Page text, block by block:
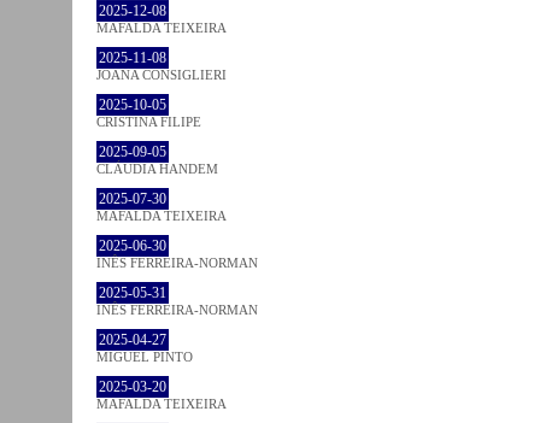
2025-12-08
MAFALDA TEIXEIRA
2025-11-08
JOANA CONSIGLIERI
2025-10-05
CRISTINA FILIPE
2025-09-05
CLÁUDIA HANDEM
2025-07-30
MAFALDA TEIXEIRA
2025-06-30
INÊS FERREIRA-NORMAN
2025-05-31
INÊS FERREIRA-NORMAN
2025-04-27
MIGUEL PINTO
2025-03-20
MAFALDA TEIXEIRA